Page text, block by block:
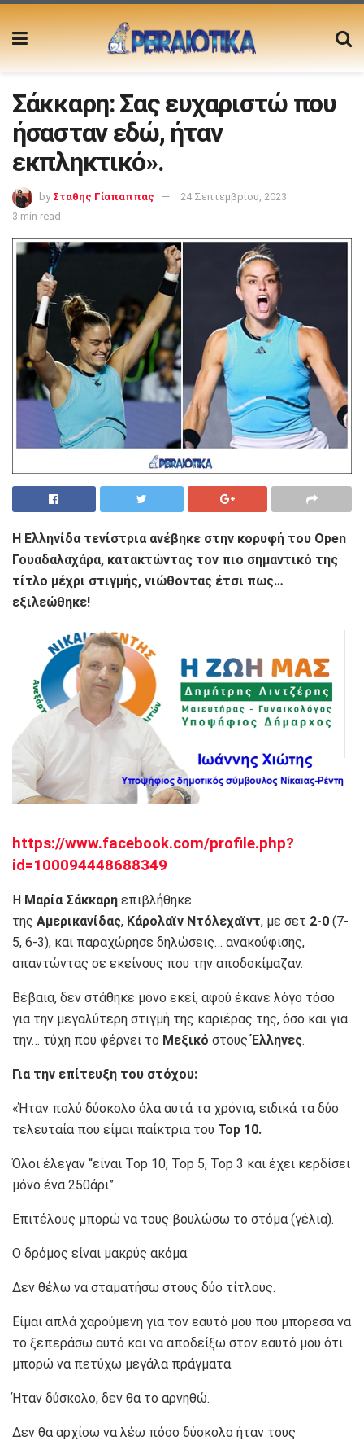
Σάκκαρη: Σας ευχαριστώ που
ήσασταν εδώ, ήταν
εκπληκτικό».
by Σταθης Γίαπαππας
24 Σεπτεμβρίου, 2023
3 min read
Η Ελληνίδα τενίστρια ανέβηκε στην κορυφή του Open
Γουαδαλαχάρα, κατακτώντας τον πιο σημαντικό της
τίτλο μέχρι στιγμής, νιώθοντας έτσι πως…
εξιλεώθηκε!
https://www.facebook.com/profile.php?
id=100094448688349
Η Μαρία Σάκκαρη επιβλήθηκε
της Αμερικανίδας, Κάρολαϊν Ντόλεχαϊντ, με σετ 2-0 (7-
5, 6-3), και παραχώρησε δηλώσεις… ανακούφισης,
απαντώντας σε εκείνους που την αποδοκίμαζαν.
Βέβαια, δεν στάθηκε μόνο εκεί, αφού έκανε λόγο τόσο
για την μεγαλύτερη στιγμή της καριέρας της, όσο και για
την… τύχη που φέρνει το Μεξικό στουςΈλληνες.
Για την επίτευξη του στόχου:
«Ήταν πολύ δύσκολο όλα αυτά τα χρόνια, ειδικά τα δύο
τελευταία που είμαι παίκτρια του Top 10.
Όλοι έλεγαν “είναι Top 10, Top 5, Top 3 και έχει κερδίσει
μόνο ένα 250άρι”.
Επιτέλους μπορώ να τους βουλώσω το στόμα (γέλια).
Ο δρόμος είναι μακρύς ακόμα.
Δεν θέλω να σταματήσω στους δύο τίτλους.
Είμαι απλά χαρούμενη για τον εαυτό μου που μπόρεσα να
το ξεπεράσω αυτό και να αποδείξω στον εαυτό μου ότι
μπορώ να πετύχω μεγάλα πράγματα.
Ήταν δύσκολο, δεν θα το αρνηθώ.
Δεν θα αρχίσω να λέω πόσο δύσκολο ήταν τους